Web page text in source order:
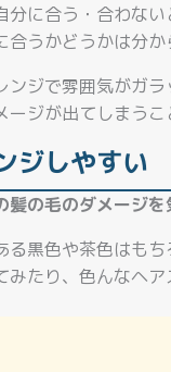
に合う・合わな
うかどうかは分か
ジで雰囲気がガ
ジが出てしまうこ
ジしやすい
髪の毛のダメージ
黒色や茶色はもち
たり、色んなヘ